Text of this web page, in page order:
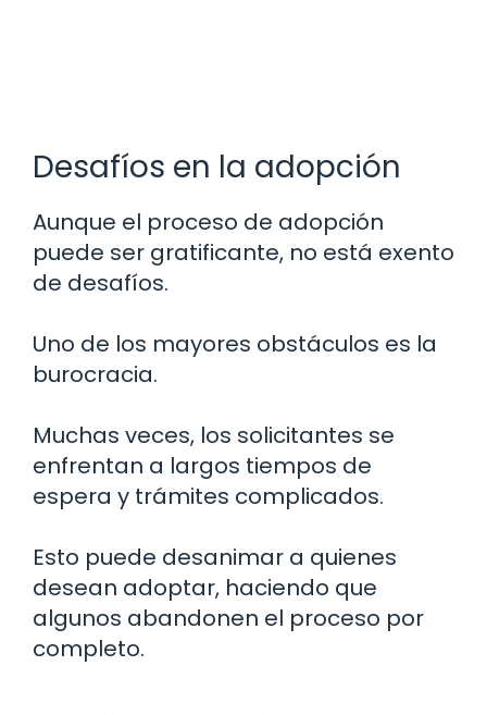
Desafíos en la adopción
Aunque el proceso de adopción
puede ser gratificante, no está exento
de desafíos.
Uno de los mayores obstáculos es la
burocracia.
Muchas veces, los solicitantes se
enfrentan a largos tiempos de
espera y trámites complicados.
Esto puede desanimar a quienes
desean adoptar, haciendo que
algunos abandonen el proceso por
completo.